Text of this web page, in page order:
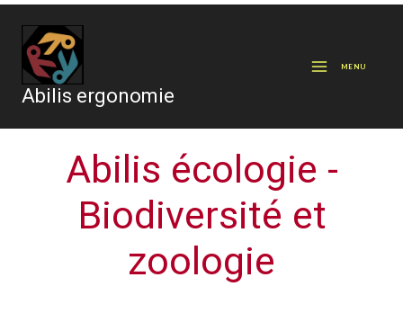
contenu
Abilis ergonomie
MENU
Abilis écologie -
Biodiversité et
zoologie